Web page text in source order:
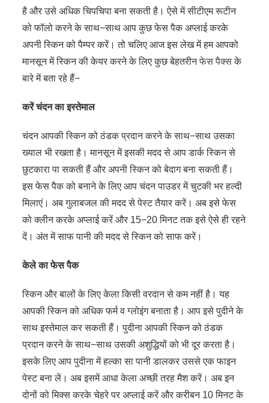
है और उसे अधिक चिपचिपा बना सकती है। ऐसे में सीटीएम रूटीन
को फॉलो करने के साथ−साथ आप कुछ फेस पैक अप्लाई करके
अपनी स्किन को पैम्पर करें। तो चलिए आज इस लेख में हम आपको
मानसून में स्किन की केयर करने के लिए कुछ बेहतरीनफेस पैक्सके
बारे में बता रहे हैं−
करें चंदन का इस्तेमाल
चंदन आपकी स्किन को ठंडक प्रदान करने के साथ−साथ उसका
ख्याल भी रखता है। मानसून में इसकी मदद से आप डार्क स्किन से
छुटकारा पा सकती हैं और अपनी स्किन को बेदाग बना सकती हैं।
इस फेस पैक को बनाने के लिए आप चंदन पाउडर में चुटकी भर हल्दी
मिलाएं। अब गुलाबजल की मदद से पेस्ट तैयार करें। अब इसे फेस
को क्लीन करके अप्लाई करें और 15−20 मिनट तक इसे ऐसे ही रहने
दें। अंत में साफ पानी की मदद से स्किन को साफ करें।
केले का फेस पैक
स्किन और बालों के लिए केला किसी वरदान से कम नहीं है। यह
आपकी स्किन को अधिक फर्म व ग्लोइंग बनाता है। आप इसे पुदीने के
साथ इस्तेमाल कर सकती हैं। पुदीना आपकी स्किन को ठंडक
प्रदान करने के साथ−साथ उसकी अशुद्धियों को भी दूर करता है।
इसके लिए आप पुदीना में हल्का सा पानी डालकर उससे एक फाइन
पेस्ट बना लें। अब इसमें आधा केला अच्छी तरह मैश करें। अब इन
दोनों को मिक्स करके चेहरे पर अप्लाई करें और करीबन 10 मिनट के